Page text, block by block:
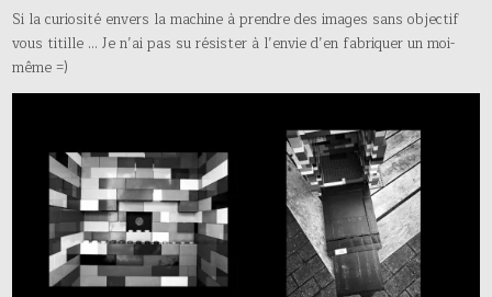
Si la curiosité envers la machine à prendre des images sans objectif
vous titille … Je n’ai pas su résister à l’envie d’en fabriquer un moi-
même =)